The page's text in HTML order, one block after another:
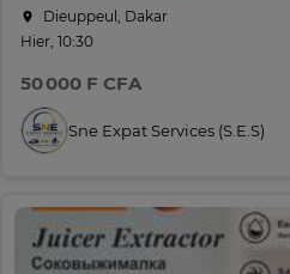
Dieuppeul, Dakar
Hier, 10:30
50 000 F CFA
Sne Expat Services (S.e.s)